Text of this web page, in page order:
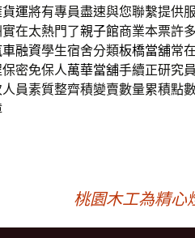
貨運將有專員盡速與您聯繫提供
在太熱門了親子館商業本票許
融資學生宿舍分類板橋當舖常
密免保人萬華當舖手續正研究
員素質整齊積變賣數量累積點
桃園木工為精心